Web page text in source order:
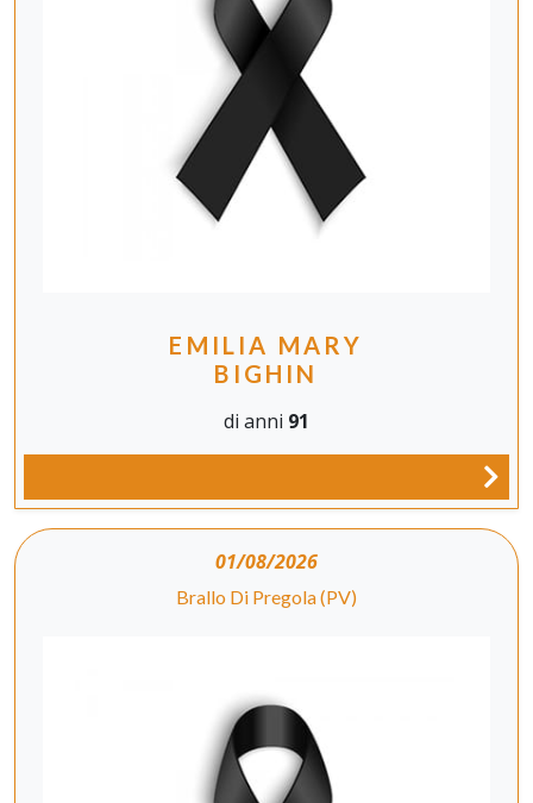
EMILIA MARY
BIGHIN
di anni 91
01/08/2026
Brallo Di Pregola (PV)